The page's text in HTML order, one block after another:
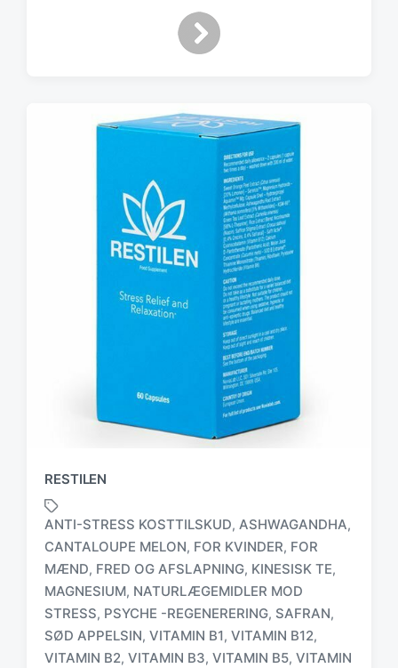
RESTILEN
a
g
g
ANTI-STRESS KOSTTILSKUD, ASHWAGANDHA,
CANTALOUPE MELON, FOR KVINDER, FOR
MÆND, FRED OG AFSLAPNING, KINESISK TE,
MAGNESIUM, NATURLÆGEMIDLER MOD
STRESS, PSYCHE -REGENERERING, SAFRAN,
SØD APPELSIN, VITAMIN B1, VITAMIN B12,
VITAMIN B2, VITAMIN B3, VITAMIN B5, VITAMIN